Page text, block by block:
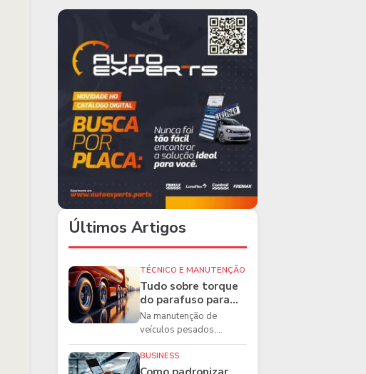
Últimos Artigos
TÉCNICO E MANUTENÇÃO
Tudo sobre torque
do parafuso para
caminhões e as
boas práticas que
todo mecânico
precisa conhecer
Na manutenção de
veículos pesados,
existem ferramentas que
fazem diferença direta na
segurança e na ...
BUSINESS